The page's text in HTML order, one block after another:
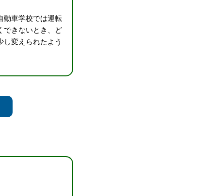
動車学校では運転
できないとき、ど
変えられたよう